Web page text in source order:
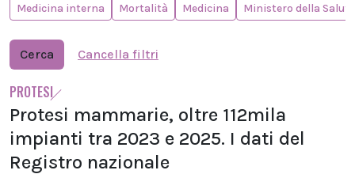
Medicina interna Mortalità Medicina Ministero della Salute
Cerca Cancella filtri
PROTESI
Protesi mammarie, oltre 112mila
impianti tra 2023 e 2025. I dati del
Registro nazionale